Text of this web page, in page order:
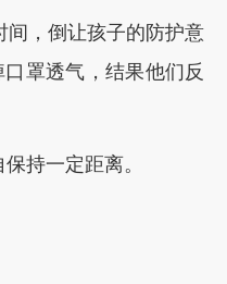
，倒让孩子的防护意
罩透气，结果他们反
持一定距离。